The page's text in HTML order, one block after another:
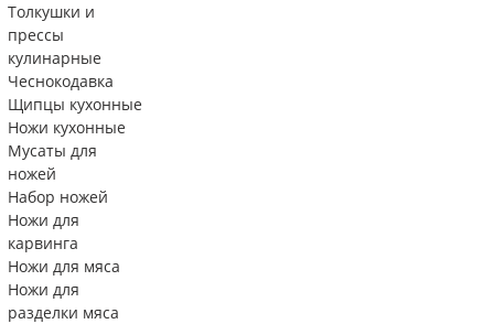
Толкушки и
прессы
кулинарные
Чеснокодавка
Щипцы кухонные
Ножи кухонные
Мусаты для
ножей
Набор ножей
Ножи для
карвинга
Ножи для мяса
Ножи для
разделки мяса